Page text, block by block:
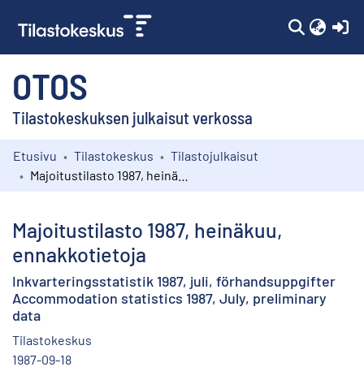
OTOS
Tilastokeskuksen julkaisut verkossa
Kokoelmat
Etusivu Tilastokeskus
Tilastojulkaisut
Majoitustilasto 1987, heinäkuu,
ennakkotietoja
Inkvarteringsstatistik 1987, juli, förhandsuppgifter
Accommodation statistics 1987, July, preliminary
data
Tilastokeskus
1987-09-18